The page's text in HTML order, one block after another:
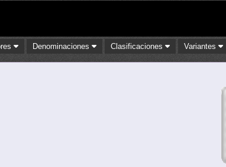
Denominaciones Clasificaciones Variantes